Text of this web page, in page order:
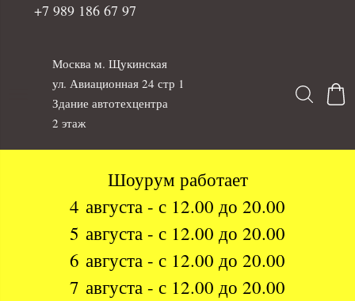
+7 989 186 67 97
Москва м. Щукинская
ул. Авиационная 24 стр 1
Здание автотехцентра
2 этаж
Шоурум работает
4 августа - с 12.00 до 20.00
5 августа - с 12.00 до 20.00
6 августа - с 12.00 до 20.00
7 августа - с 12.00 до 20.00